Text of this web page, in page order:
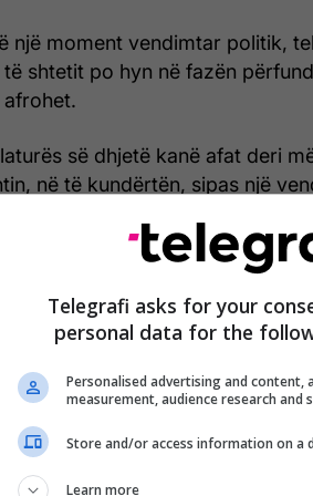
një moment vendimtar politik,
shtetit po hyn në fazën
së dhjetë kanë afat deri
në të kundërtën, sipas një
shkon automatikisht në
ditësh.
Ngërçi politik, Kosova në
për presidentin e ri
Vetëvendosje në pushtet, u
Telegrafi asks for your
personal data for the
Personalised advertising and content,
measurement, audience research and
Store and/or access information on a
Learn more